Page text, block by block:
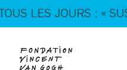
En ce moment, tous les
GOGH, TRICKSTERS &
JOURS : « SUSPECTS